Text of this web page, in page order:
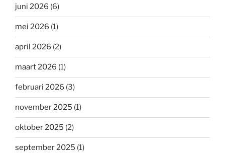
juni 2026 (6)
mei 2026 (1)
april 2026 (2)
maart 2026 (1)
februari 2026 (3)
november 2025 (1)
oktober 2025 (2)
september 2025 (1)